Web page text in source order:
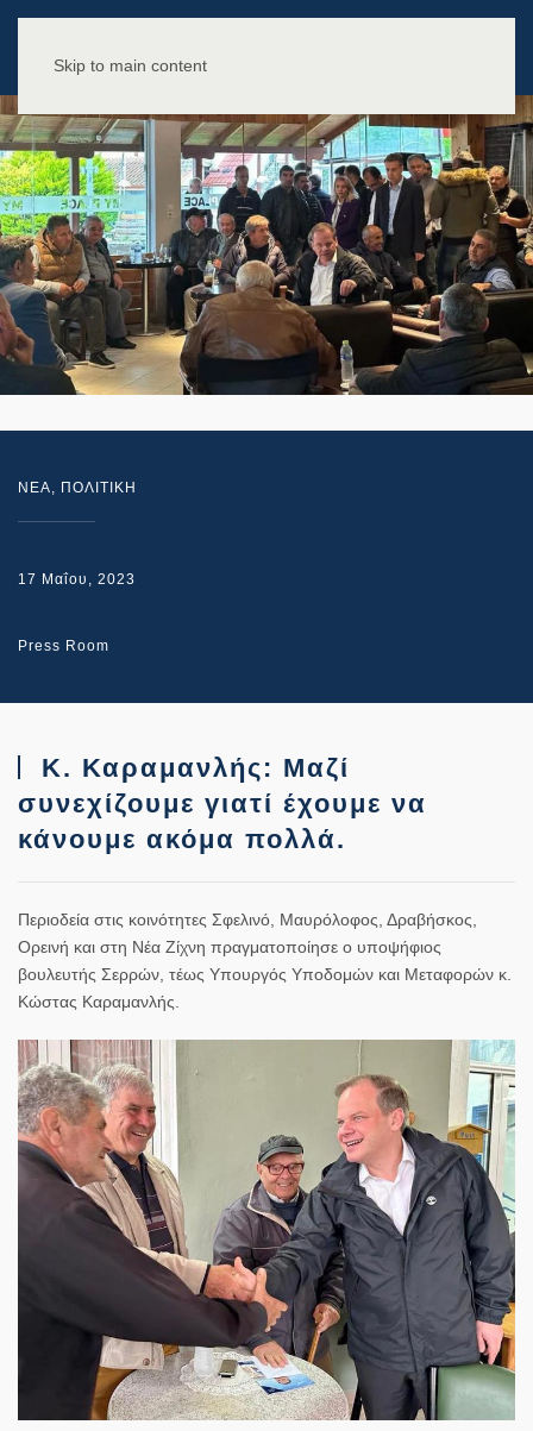
Skip to main content
NEA, ΠΟΛΙΤΙΚΗ
17 Μαΐου, 2023
Press Room
Κ. Καραμανλής: Μαζί
συνεχίζουμε γιατί έχουμε να
κάνουμε ακόμα πολλά.
Περιοδεία στις κοινότητες Σφελινό, Μαυρόλοφος, Δραβήσκος,
Ορεινή και στη Νέα Ζίχνη πραγματοποίησε ο υποψήφιος
βουλευτής Σερρών, τέως Υπουργός Υποδομών και Μεταφορών κ.
Κώστας Καραμανλής.